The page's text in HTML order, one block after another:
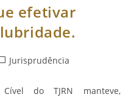
efetivar
post:
Jurisprudência
do TJRN manteve,